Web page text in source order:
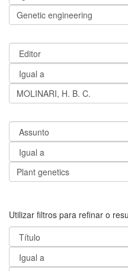
Utilizar filtros para refinar o